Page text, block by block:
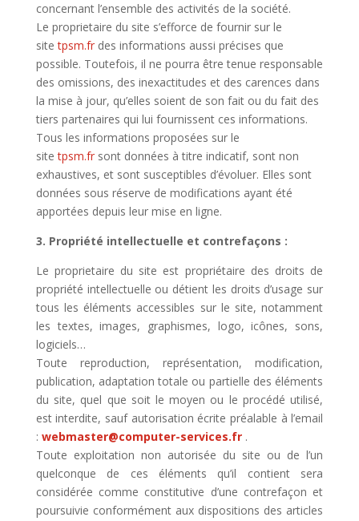
concernant l’ensemble des activités de la société.
Le proprietaire du site s’efforce de fournir sur le
site tpsm.fr des informations aussi précises que
possible. Toutefois, il ne pourra être tenue responsable
des omissions, des inexactitudes et des carences dans
la mise à jour, qu’elles soient de son fait ou du fait des
tiers partenaires qui lui fournissent ces informations.
Tous les informations proposées sur le
site tpsm.fr sont données à titre indicatif, sont non
exhaustives, et sont susceptibles d’évoluer. Elles sont
données sous réserve de modifications ayant été
apportées depuis leur mise en ligne.
3. Propriété intellectuelle et contrefaçons :
Le proprietaire du site est propriétaire des droits de
propriété intellectuelle ou détient les droits d’usage sur
tous les éléments accessibles sur le site, notamment
les textes, images, graphismes, logo, icônes, sons,
logiciels…
Toute reproduction, représentation, modification,
publication, adaptation totale ou partielle des éléments
du site, quel que soit le moyen ou le procédé utilisé,
est interdite, sauf autorisation écrite préalable à l’email
: webmaster@computer-services.fr .
Toute exploitation non autorisée du site ou de l’un
quelconque de ces éléments qu’il contient sera
considérée comme constitutive d’une contrefaçon et
poursuivie conformément aux dispositions des articles